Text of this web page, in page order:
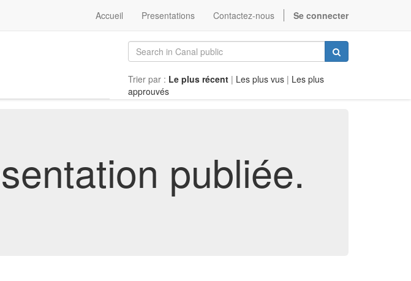
Accueil Presentations Contactez-nous Se connecter
Trier par : Le plus récent | Les plus vus | Les plus
approuvés
publiée.